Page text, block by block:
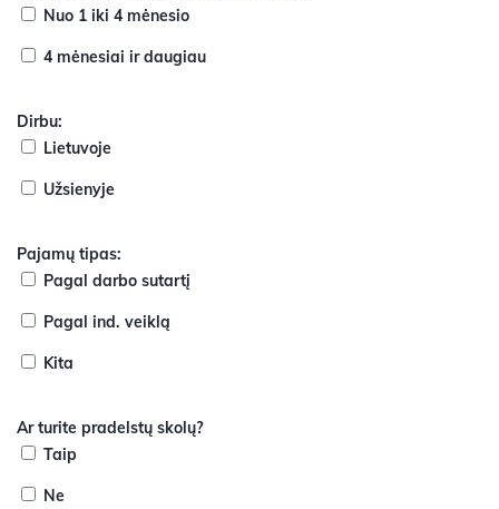
Nuo 1 iki 4 mėnesio
4 mėnesiai ir daugiau
Dirbu:
Lietuvoje
Užsienyje
Pajamų tipas:
Pagal darbo sutartį
Pagal ind. veiklą
Kita
Ar turite pradelstų skolų?
Taip
Ne